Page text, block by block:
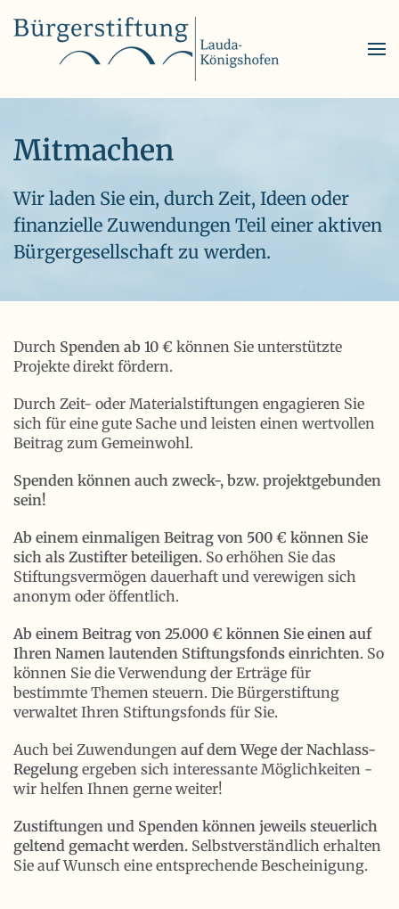
Skip to main content
Mitmachen
Wir laden Sie ein, durch Zeit, Ideen oder
finanzielle Zuwendungen Teil einer aktiven
Bürgergesellschaft zu werden.
Durch Spenden ab 10 € können Sie unterstützte
Projekte direkt fördern.
Durch Zeit- oder Materialstiftungen engagieren Sie
sich für eine gute Sache und leisten einen wertvollen
Beitrag zum Gemeinwohl.
Spenden können auch zweck-, bzw. projektgebunden
sein!
Ab einem einmaligen Beitrag von 500 € können Sie
sich als Zustifter beteiligen. So erhöhen Sie das
Stiftungsvermögen dauerhaft und verewigen sich
anonym oder öffentlich.
Ab einem Beitrag von 25.000 € können Sie einen auf
Ihren Namen lautenden Stiftungsfonds einrichten. So
können Sie die Verwendung der Erträge für
bestimmte Themen steuern. Die Bürgerstiftung
verwaltet Ihren Stiftungsfonds für Sie.
Auch bei Zuwendungen auf dem Wege der Nachlass-
Regelung ergeben sich interessante Möglichkeiten -
wir helfen Ihnen gerne weiter!
Zustiftungen und Spenden können jeweils steuerlich
geltend gemacht werden. Selbstverständlich erhalten
Sie auf Wunsch eine entsprechende Bescheinigung.